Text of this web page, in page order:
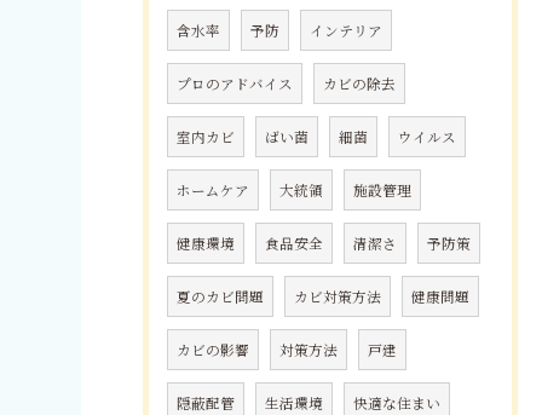
含水率 予防 インテリア
プロのアドバイス カビの除去
室内カビ ばい菌 細菌 ウイルス
ホームケア 大統領 施設管理
健康環境 食品安全 清潔さ 予防策
夏のカビ問題 カビ対策方法 健康問題
カビの影響 対策方法 戸建
隠蔽配管 生活環境 快適な住まい